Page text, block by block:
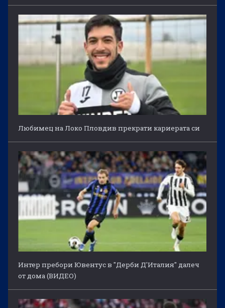
Любимец на Локо Пловдив прекрати кариерата си
Интер пребори Ювентус в "Дерби Д'Италия" далеч
от дома (ВИДЕО)